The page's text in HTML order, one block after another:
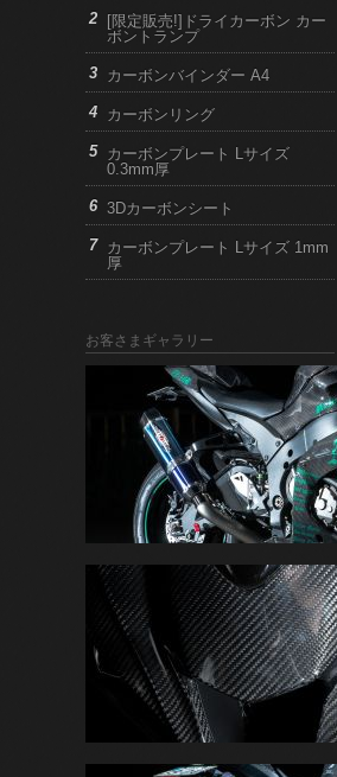
[限定販売!]ドライカーボン カー
ボントランプ
カーボンバインダー A4
カーボンリング
カーボンプレート Lサイズ
0.3mm厚
3Dカーボンシート
カーボンプレート Lサイズ 1mm
厚
お客さまギャラリー